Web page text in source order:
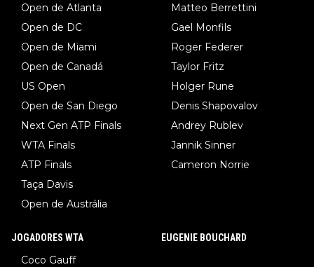
Open de Atlanta
Open de DC
Open de Miami
Open de Canadá
US Open
Open de San Diego
Next Gen ATP Finals
WTA Finals
ATP Finals
Taça Davis
Open de Austrália
Matteo Berrettini
Gael Monfils
Roger Federer
Taylor Fritz
Holger Rune
Denis Shapovalov
Andrey Rublev
Jannik Sinner
Cameron Norrie
JOGADORES WTA
Coco Gauff
EUGENIE BOUCHARD